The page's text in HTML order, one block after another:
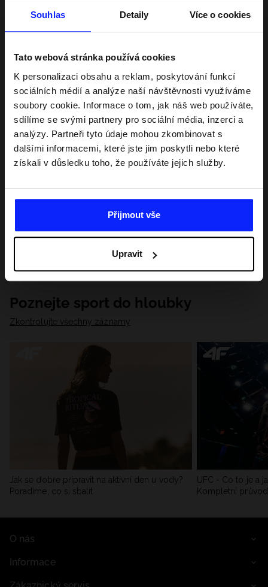
Souhlas Detaily Více o cookies
Tato webová stránka používá cookies
K personalizaci obsahu a reklam, poskytování funkcí
sociálních médií a analýze naší návštěvnosti využíváme
soubory cookie. Informace o tom, jak náš web používáte,
sdílíme se svými partnery pro sociální média, inzerci a
analýzy. Partneři tyto údaje mohou zkombinovat s
dalšími informacemi, které jste jim poskytli nebo které
získali v důsledku toho, že používáte jejich služby.
Přijmout vše
Upravit
Poznejte sport do hloubky
Zkontrolujte všechny záznamy
Jak se dobře připravit na aktivní den u vody?
Poradíme, co si sbalit
UFC - Co to je a
Kompletní
O nás
Informace